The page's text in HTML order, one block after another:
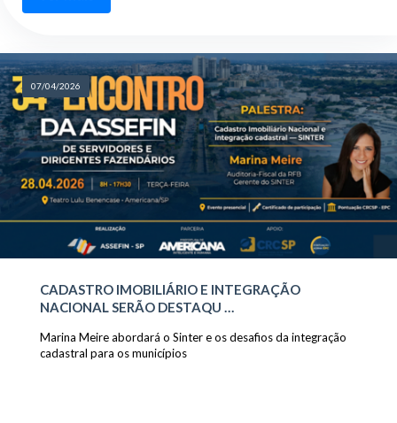
07/04/2026
CADASTRO IMOBILIÁRIO E INTEGRAÇÃO
NACIONAL SERÃO DESTAQU …
Marina Meire abordará o Sinter e os desafios da integração
cadastral para os municípios